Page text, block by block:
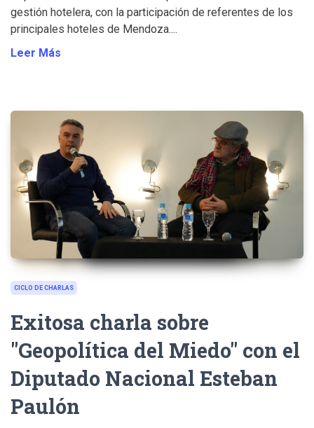
gestión hotelera, con la participación de referentes de los
principales hoteles de Mendoza....
Leer Más
CICLO DE CHARLAS
Exitosa charla sobre
"Geopolítica del Miedo" con el
Diputado Nacional Esteban
Paulón